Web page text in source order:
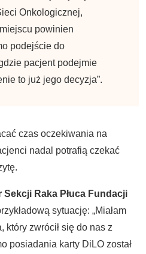
Onkologicznej,
powinien
podejście do
pacjent podejmie
to już jego decyzja”.
czas oczekiwania na
nadal potrafią czekać
Raka Płuca Fundacji
sytuację: „Miałam
który zwrócił się do nas z
posiadania karty DiLO został